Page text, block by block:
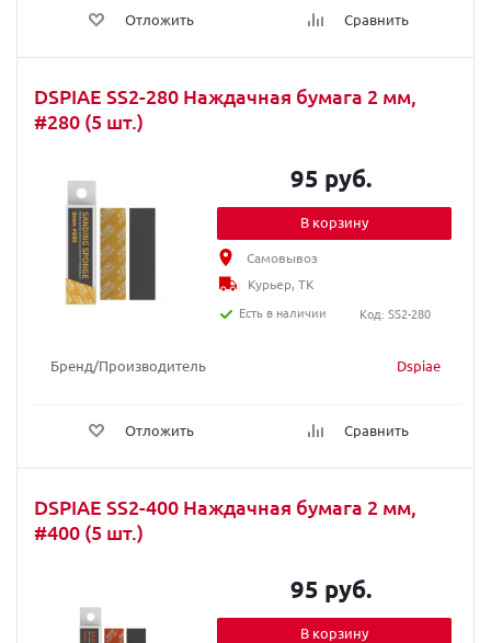
Отложить Сравнить
DSPIAE SS2-280 Наждачная бумага 2 мм,
#280 (5 шт.)
Бренд/Производитель Dspiae
Отложить Сравнить
95 руб.
В корзину
Самовывоз
Курьер, ТК
Есть в наличии
Код: SS2-280
DSPIAE SS2-400 Наждачная бумага 2 мм,
#400 (5 шт.)
95 руб.
В корзину